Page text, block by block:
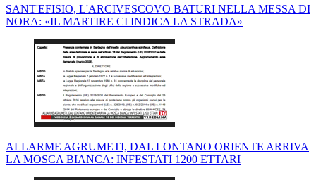
SANT'EFISIO, L'ARCIVESCOVO BATURI NELLA MESSA DI
NORA: «IL MARTIRE CI INDICA LA STRADA»
ALLARME AGRUMETI, DAL LONTANO ORIENTE ARRIVA
LA MOSCA BIANCA: INFESTATI 1200 ETTARI